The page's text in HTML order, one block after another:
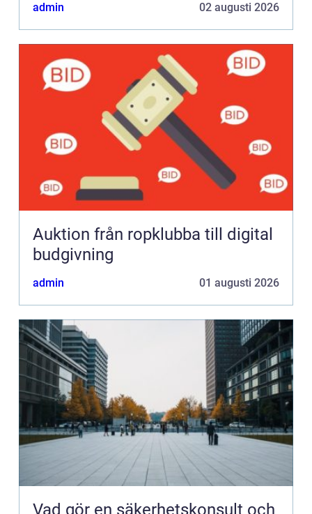
admin 02 augusti 2026
Auktion från ropklubba till digital
budgivning
admin 01 augusti 2026
Vad gör en säkerhetskonsult och